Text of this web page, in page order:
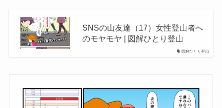
図解ひとり登山
SNSの山友達（17）女性登山者へ
のモヤモヤ | 図解ひとり登山